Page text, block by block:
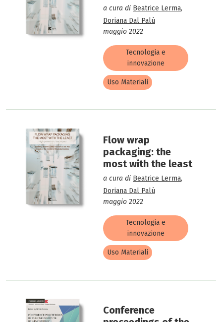
a cura di Beatrice Lerma,
Doriana Dal Palù
maggio 2022
Tecnologia e
innovazione
Uso Materiali
Flow wrap
packaging: the
most with the least
a cura di Beatrice Lerma,
Doriana Dal Palù
maggio 2022
Tecnologia e
innovazione
Uso Materiali
Conference